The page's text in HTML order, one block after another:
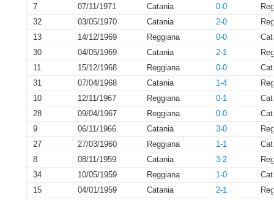
7
07/11/1971 Catania 0-0
32
03/05/1970 Catania 2-0
13
14/12/1969 Reggiana 0-0
30
04/05/1969 Catania 2-1
11
15/12/1968 Reggiana 0-0
31
07/04/1968 Catania 1-4
10
12/11/1967 Reggiana 0-1
28
09/04/1967 Reggiana 0-0
9
06/11/1966 Catania 3-0
27
27/03/1960 Reggiana 1-1
8
08/11/1959 Catania 3-2
34
10/05/1959 Reggiana 1-0
15
04/01/1959 Catania 2-1